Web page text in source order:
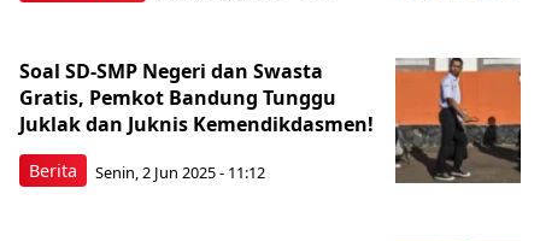
Berita
Soal SD-SMP Negeri dan Swasta
Gratis, Pemkot Bandung Tunggu
Juklak dan Juknis Kemendikdasmen!
Senin, 2 Jun 2025 - 11:12